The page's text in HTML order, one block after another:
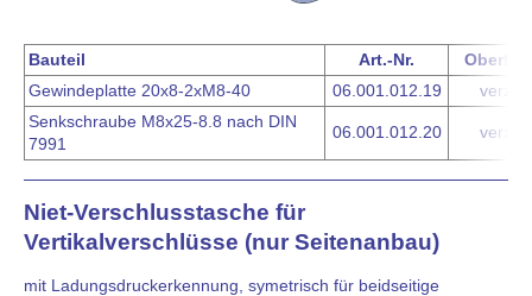
Bauteil Art.-Nr.
Gewindeplatte 20x8-2xM8-40
06.001.012.19
Senkschraube M8x25-8.8 nach DIN
7991
06.001.012.20
Niet-Verschlusstasche für
Vertikalverschlüsse (nur Seitenanbau)
mit Ladungsdruckerkennung, symetrisch für beidseitige